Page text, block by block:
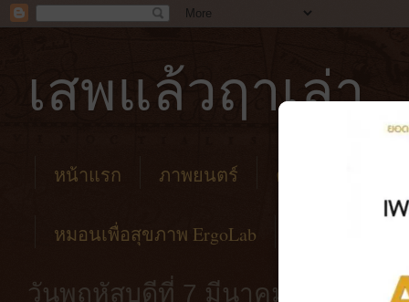
เสพแล้วฤาเล่า
หน้าแรก ภาพยนตร์ คาเฟ่
หมอนเพื่อสุขภาพ ErgoLab
วันพฤหัสบดีที่ 7 มีนาคม พ.ศ. 2562